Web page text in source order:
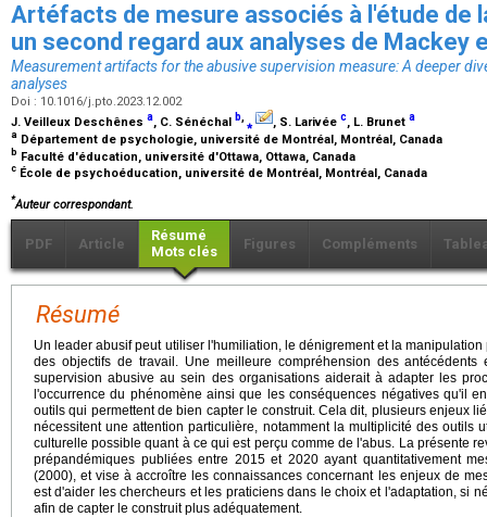
Artéfacts de mesure associés à l'étude de
un second regard aux analyses de Mackey
Measurement artifacts for the abusive supervision measure: A deeper
analyses
Doi : 10.1016/j.pto.2023.12.002
J. Veilleux Deschênes a, C. Sénéchal b,⁎ , S. Larivée c, L. Brunet a
a Département de psychologie, université de Montréal, Montréal, Canada
b Faculté d'éducation, université d'Ottawa, Ottawa, Canada
c École de psychoéducation, université de Montréal, Montréal, Canada
*Auteur correspondant.
PDF Article
Résumé
Mots clés
Figures Compléments
Résumé
Un leader abusif peut utiliser l'humiliation, le dénigrement et la
des objectifs de travail. Une meilleure compréhension des
supervision abusive au sein des organisations aiderait à adapter les
l'occurrence du phénomène ainsi que les conséquences négatives qu'il
outils qui permettent de bien capter le construit. Cela dit, plusieurs enjeux
nécessitent une attention particulière, notamment la multiplicité des outils
culturelle possible quant à ce qui est perçu comme de l'abus. La présente
prépandémiques publiées entre 2015 et 2020 ayant quantitativement
(2000), et vise à accroître les connaissances concernant les enjeux de
est d'aider les chercheurs et les praticiens dans le choix et l'adaptation, si
afin de capter le construit plus adéquatement.